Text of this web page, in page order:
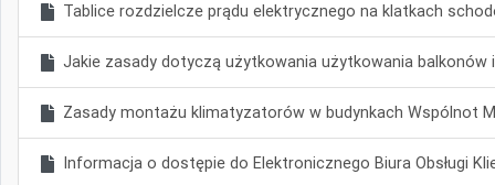
Tablice rozdzielcze prądu elektrycznego na klatkach
Jakie zasady dotyczą użytkowania użytkowania balkonów
Zasady montażu klimatyzatorów w budynkach Wspólnot
Informacja o dostępie do Elektronicznego Biura Obsługi